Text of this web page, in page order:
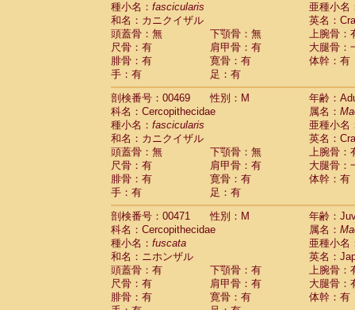
種小名： fascicularis
亜種小名
和名：カニクイザル
英名：
頭蓋骨：無
下顎骨：無
上腕骨：
尺骨：有
肩甲骨：有
大腿骨：
腓骨：有
寛骨：有
体幹：有
手：有
足：有
剖検番号：00469
性別：M
年齢：
科名：Cercopithecidae
属名：
種小名： fascicularis
亜種小名
和名：カニクイザル
英名：
頭蓋骨：無
下顎骨：無
上腕骨：
尺骨：有
肩甲骨：有
大腿骨：
腓骨：有
寛骨：有
体幹：有
手：有
足：有
剖検番号：00471
性別：M
年齢：
科名：Cercopithecidae
属名：
種小名： fuscata
亜種小名
和名：ニホンザル
英名：
頭蓋骨：有
下顎骨：有
上腕骨：
尺骨：有
肩甲骨：有
大腿骨：
腓骨：有
寛骨：有
体幹：有